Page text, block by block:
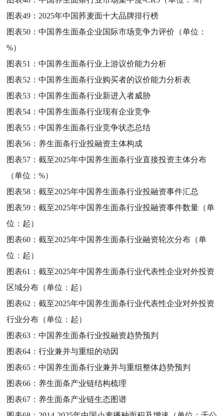
图表49： 2025年中国荞麦面十大品牌排行榜
图表50：中国养生面条企业国际市场竞争力评价（单位：
%）
图表51：中国养生面条行业上游议价能力分析
图表52：中国养生面条行业购买者的议价能力分析表
图表53：中国养生面条行业新进入者威胁
图表54：中国养生面条行业现有企业竞争
图表55：中国养生面条行业竞争状态总结
图表56： 养生面条行业投融资主体构成
图表57：截至2025年中国养生面条行业直接投资主体分布
（单位：%）
图表58：截至2025年中国养生面条行业投融资事件汇总
图表59：截至2025年中国养生面条行业投融资事件数量（单
位：起）
图表60：截至2025年中国养生面条行业融资轮次分布（单
位：起）
图表61：截至2025年中国养生面条行业代表性企业对外投资
区域分布（单位：起）
图表62：截至2025年中国养生面条行业代表性企业对外投资
行业分布（单位：起）
图表63：中国养生面条行业投融资趋势预判
图表64：行业兼并与重组的动因
图表65：中国养生面条行业兼并与重组整体趋势预判
图表66： 养生面条产业链结构梳理
图表67： 养生面条产业链生态图谱